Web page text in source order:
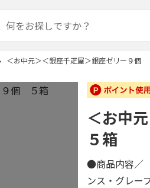
＜お中元＞＜銀座千疋屋＞銀座ゼリー９個
＜お中
５箱
●商品内容／
ンス・グレ